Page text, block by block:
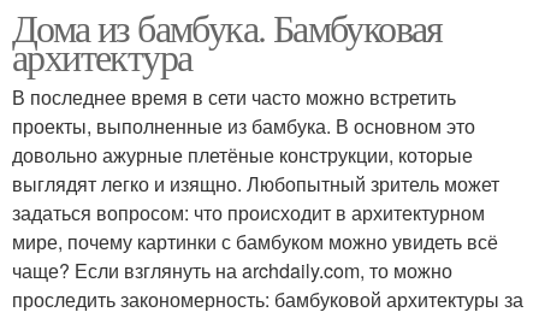
Дома из бамбука. Бамбуковая
архитектура
В последнее время в сети часто можно встретить
проекты, выполненные из бамбука. В основном это
довольно ажурные плетёные конструкции, которые
выглядят легко и изящно. Любопытный зритель может
задаться вопросом: что происходит в архитектурном
мире, почему картинки с бамбуком можно увидеть всё
чаще? Если взглянуть на archdaily.com, то можно
проследить закономерность: бамбуковой архитектуры за